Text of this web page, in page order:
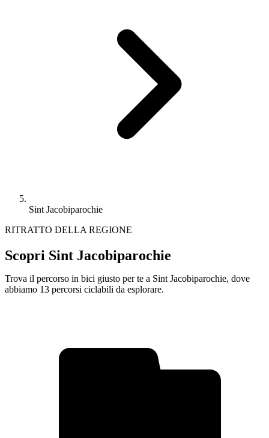
Sint Jacobiparochie
RITRATTO DELLA REGIONE
Scopri Sint Jacobiparochie
Trova il percorso in bici giusto per te a Sint Jacobiparochie, dove
abbiamo 13 percorsi ciclabili da esplorare.